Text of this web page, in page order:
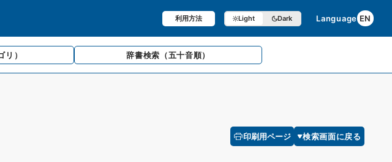
利用方法 Light Dark Language EN
リ） 辞書検索 （五十音順）
印刷用ページ 検索画面に戻る